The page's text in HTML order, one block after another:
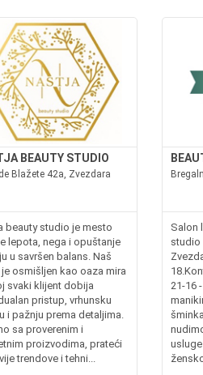
BEAUTY STUDIO
Blažete 42a, Zvezdara
beauty studio je mesto
lepota, nega i opuštanje
u savršen balans. Naš
osmišljen kao oaza mira
svaki klijent dobija
pristup, vrhunsku
i pažnju prema detaljima.
sa proverenim i
proizvodima, prateći
trendove i tehni...
Salon
studio
21-16